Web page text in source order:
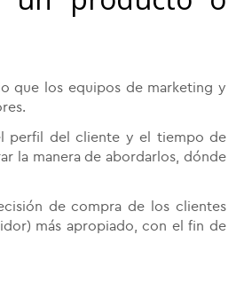
que los equipos de marketing y
perfil del cliente y el tiempo de
la manera de abordarlos, dónde
de compra de los clientes
más apropiado, con el fin de